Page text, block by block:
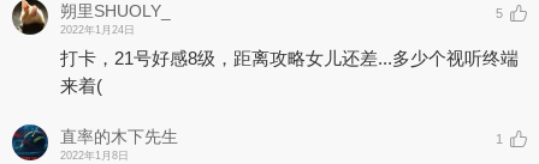
朔里SHUOLY_
2022年1月24日
5
打卡，21号好感8级，距离攻略女儿还差...多少个视听终端
来着(
直率的木下先生
2022年1月8日
1